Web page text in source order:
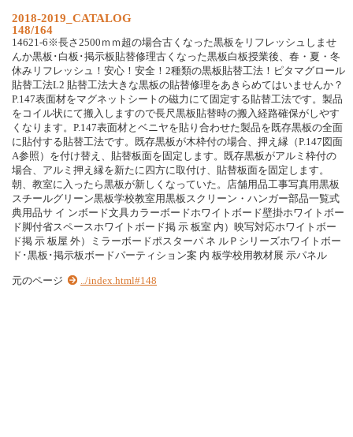
2018-2019_CATALOG
148/164
14621-6※長さ2500ｍｍ超の場合古くなった黒板をリフレッシュしませ
んか黒板･白板･掲示板貼替修理古くなった黒板白板授業後、春・夏・冬
休みリフレッシュ！安心！安全！2種類の黒板貼替工法！ピタマグロール
貼替工法L2 貼替工法大きな黒板の貼替修理をあきらめてはいませんか？
P.147表面材をマグネットシートの磁力にて固定する貼替工法です。製品
をコイル状にて搬入しますので長尺黒板貼替時の搬入経路確保がしやす
くなります。P.147表面材とベニヤを貼り合わせた製品を既存黒板の全面
に貼付する貼替工法です。既存黒板が木枠付の場合、押え縁（P.147図面
A参照）を付け替え、貼替板面を固定します。既存黒板がアルミ枠付の
場合、アルミ押え縁を新たに四方に取付け、貼替板面を固定します。
朝、教室に入ったら黒板が新しくなっていた。店舗用品工事写真用黒板
スチールグリーン黒板学校教室用黒板スクリーン・ハンガー部品一覧式
典用品サ イ ンボード文具カラーボードホワイトボード壁掛ホワイトボー
ド脚付省スペースホワイトボード掲 示 板室 内）映写対応ホワイトボー
ド掲 示 板屋 外）ミラーボードポスターパ ネ ルＰシリーズホワイトボー
ド･黒板･掲示板ボードパーティション案 内 板学校用教材展 示パネル
元のページ ../index.html#148